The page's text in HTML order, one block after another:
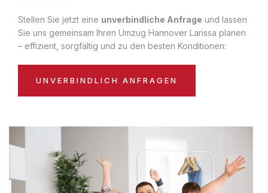
Stellen Sie jetzt eine unverbindliche Anfrage und lassen
Sie uns gemeinsam Ihren Umzug Hannover Larissa planen
– effizient, sorgfältig und zu den besten Konditionen:
UNVERBINDLICH ANFRAGEN